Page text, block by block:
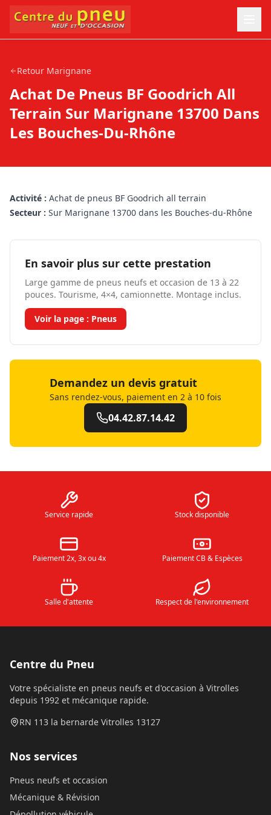
Retour Marignane
Achat De Pneus BF Goodrich All
Terrain Sur Marignane 13700 Dans
Les Bouches-Du-Rhône
Activité : Achat de pneus BF Goodrich all terrain
Secteur : Sur Marignane 13700 dans les Bouches-du-Rhône
En savoir plus sur cette prestation
Large gamme de pneus neufs et occasion de 13 à 22
pouces. Tourisme, 4×4, camionnette. Montage inclus.
Voir la page : Pneus
Demandez un devis gratuit
Sans rendez-vous, paiement en 2 à 10 fois
04.42.87.14.42
Service rapide Stock disponible
Paiement 2x, 3x ou 4x Paiement CB & Espèces
Salle d'attente Respect de l'environnement
Centre du Pneu
Votre spécialiste en pneus neufs et d'occasion à Vitrolles
depuis 1992 et mécanique rapide.
RN 113 la bernarde Vitrolles 13127
Nos services
Pneus neufs et occasion
Mécanique & Révision